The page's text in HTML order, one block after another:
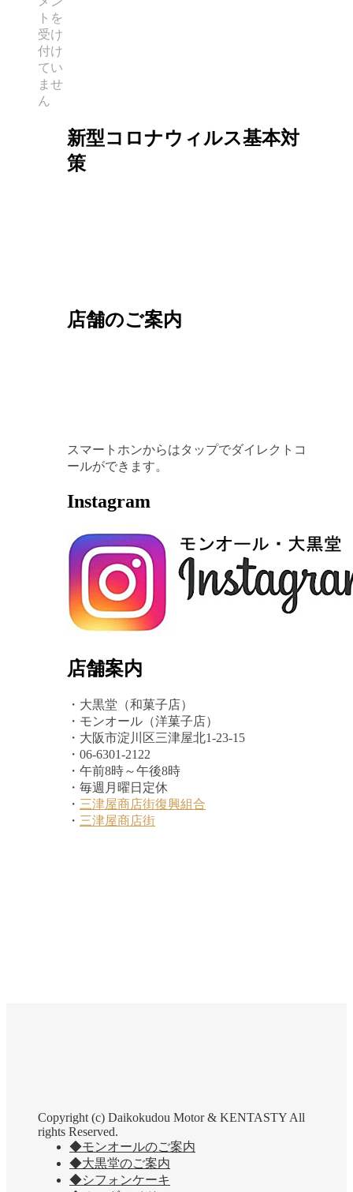
トを
受け
付け
てい
ませ
ん
新型コロナウィルス基本対
策
店舗のご案内
スマートホンからはタップでダイレクトコ
ールができます。
Instagram
店舗案内
・大黒堂（和菓子店）
・モンオール（洋菓子店）
・大阪市淀川区三津屋北1-23-15
・06-6301-2122
・午前8時～午後8時
・毎週月曜日定休
・ 三津屋商店街復興組合
・ 三津屋商店街
Copyright (c) Daikokudou Motor & KENTASTY All
rights Reserved.
◆モンオールのご案内
◆大黒堂のご案内
◆シフォンケーキ